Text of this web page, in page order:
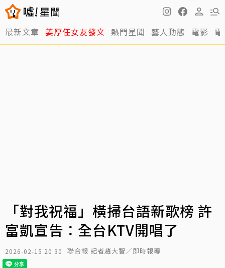
最新文章 姜厚任女友發文 熱門星聞 藝人動態 電影
「對我祝福」橫掃台語新歌榜 許
富凱宣告：全台KTV開唱了
2026-02-15 20:30 聯合報 記者趙大智／即時報導